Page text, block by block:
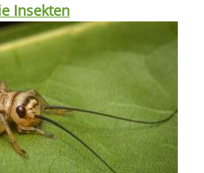
Insekten